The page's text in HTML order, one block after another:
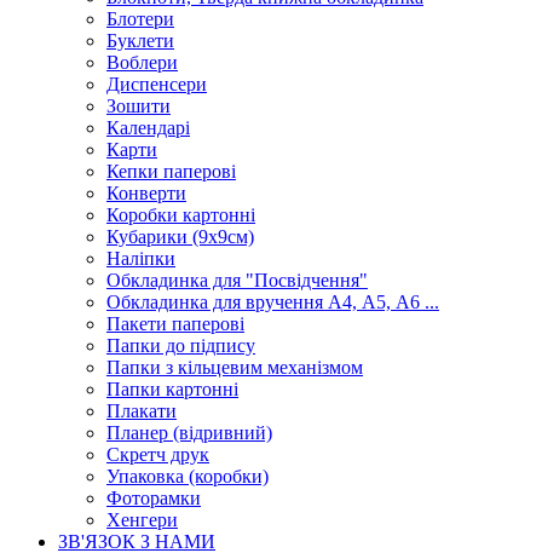
Блотери
Буклети
Воблери
Диспенсери
Зошити
Календарі
Карти
Кепки паперові
Конверти
Коробки картонні
Кубарики (9х9см)
Наліпки
Обкладинка для "Посвідчення"
Обкладинка для вручення А4, А5, А6 ...
Пакети паперові
Папки до підпису
Папки з кільцевим механізмом
Папки картонні
Плакати
Планер (відривний)
Скретч друк
Упаковка (коробки)
Фоторамки
Хенгери
ЗВ'ЯЗОК З НАМИ